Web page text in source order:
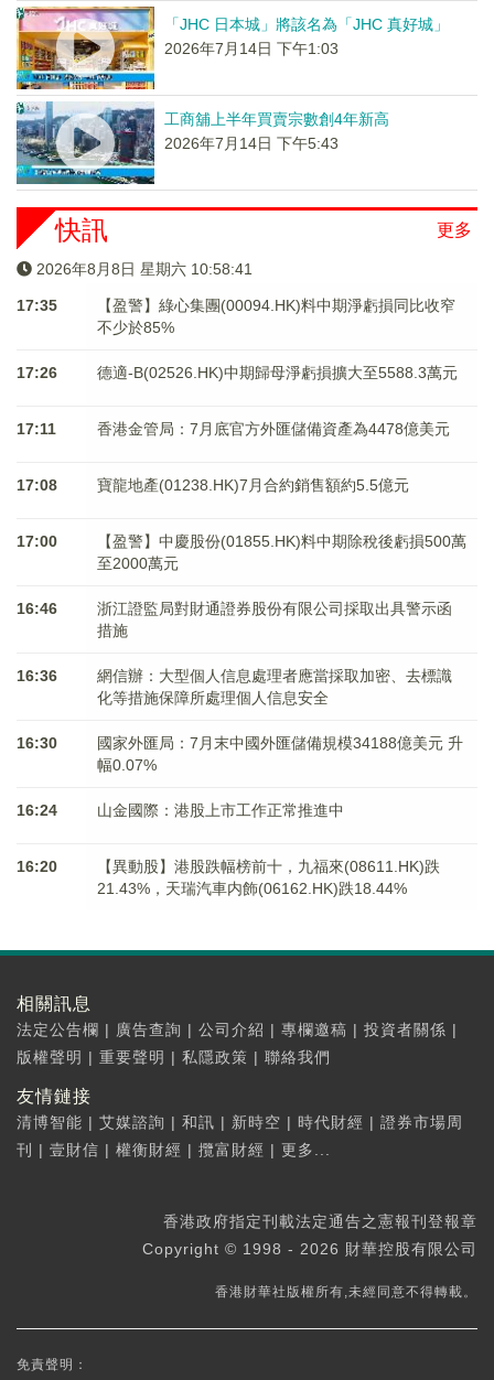
「JHC 日本城」將該名為「JHC 真好城」
2026年7月14日 下午1:03
工商舖上半年買賣宗數創4年新高
2026年7月14日 下午5:43
更多
快訊
2026年8月8日 星期六 10:58:41
17:35
【盈警】綠心集團(00094.HK)料中期淨虧損同比收窄
不少於85%
17:26 德適-B(02526.HK)中期歸母淨虧損擴大至5588.3萬元
17:11 香港金管局：7月底官方外匯儲備資產為4478億美元
17:08 寶龍地產(01238.HK)7月合約銷售額約5.5億元
17:00
【盈警】中慶股份(01855.HK)料中期除稅後虧損500萬
至2000萬元
16:46
浙江證監局對財通證券股份有限公司採取出具警示函
措施
16:36
網信辦：大型個人信息處理者應當採取加密、去標識
化等措施保障所處理個人信息安全
16:30
國家外匯局：7月末中國外匯儲備規模34188億美元 升
幅0.07%
16:24 山金國際：港股上市工作正常推進中
16:20
【異動股】港股跌幅榜前十，九福來(08611.HK)跌
21.43%，天瑞汽車内飾(06162.HK)跌18.44%
相關訊息
法定公告欄 | 廣告查詢 | 公司介紹 | 專欄邀稿 | 投資者關係 |
版權聲明 | 重要聲明 | 私隱政策 | 聯絡我們
友情鏈接
清博智能 | 艾媒諮詢 | 和訊 | 新時空 | 時代財經 | 證券市場周
刊
| 壹財信 | 權衡財經 | 攬富財經 | 更多...
香港政府指定刊載法定通告之憲報刊登報章
Copyright © 1998 - 2026 財華控股有限公司
香港財華社版權所有,未經同意不得轉載。
免責聲明：